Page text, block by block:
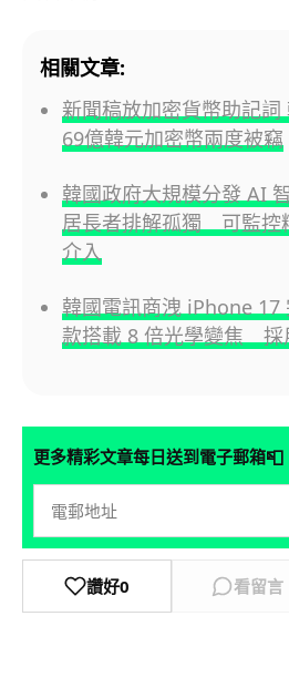
相關文章:
新聞稿放加密貨幣助記
69億韓元加密幣兩度被竊
韓國政府大規模分發 AI
居長者排解孤獨 可監控
介入
韓國電訊商洩 iPhone
款搭載 8 倍光學變焦 採
更多精彩文章每日送到電子郵箱📮
讚好0 看留言